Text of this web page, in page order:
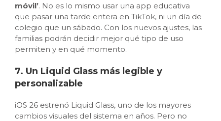
móvil’. No es lo mismo usar una app educativa
que pasar una tarde entera en TikTok, ni un día de
colegio que un sábado. Con los nuevos ajustes, las
familias podrán decidir mejor qué tipo de uso
permiten y en qué momento.
7. Un Liquid Glass más legible y
personalizable
iOS 26 estrenó Liquid Glass, uno de los mayores
cambios visuales del sistema en años. Pero no